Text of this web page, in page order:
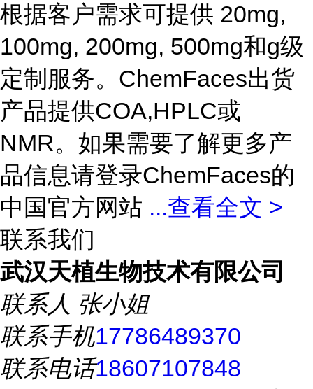
根据客户需求可提供 20mg,
100mg, 200mg, 500mg和g级
定制服务。ChemFaces出货
产品提供COA,HPLC或
NMR。如果需要了解更多产
品信息请登录ChemFaces的
中国官方网站 ...查看全文 >
联系我们
武汉天植生物技术有限公司
联系人 张小姐
联系手机17786489370
联系电话18607107848